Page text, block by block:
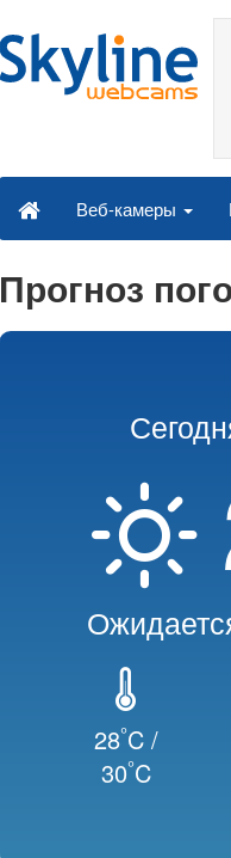
Веб-камеры
Прогноз
28°C /
30°C